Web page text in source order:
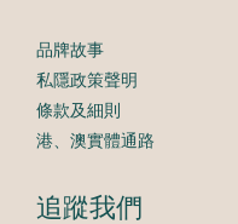
品牌故事
私隱政策聲明
條款及細則
港、澳實體通路
追蹤我們